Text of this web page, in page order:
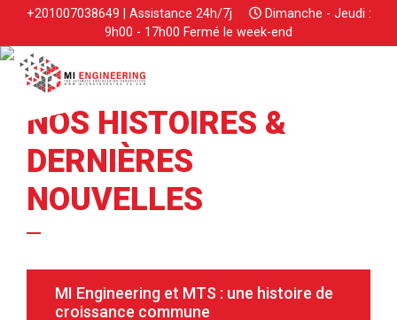
+201007038649 | Assistance 24h/7j
Dimanche - Jeudi :
9h00 - 17h00 Fermé le week-end
NOS HISTOIRES &
DERNIÈRES
NOUVELLES
MI Engineering et MTS : une histoire de
croissance commune